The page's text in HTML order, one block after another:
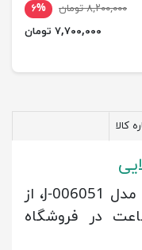
۸,۲۰۰,۰۰۰ تومان
۶%
۷,۷۰۰,۰۰۰ تومان
کالا
ساعت گرد سفید عقربه طلایی مدل J-006051، از
در فروشگاه